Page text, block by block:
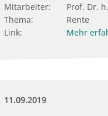
Mitarbeiter:
Prof. Dr.
Thema:
Rente
Link:
Mehr
11.09.2019